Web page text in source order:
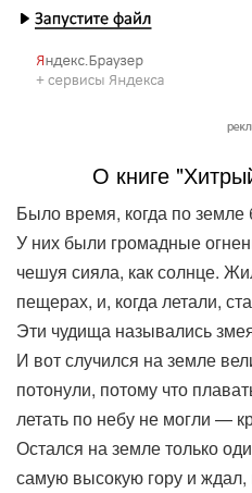
О книге
Было время, когда по
У них были громадные
чешуя сияла, как солнце.
пещерах, и, когда летали,
Эти чудища назывались
И вот случился на земле
потонули, потому что
летать по небу не могли —
Остался на земле только
самую высокую гору и